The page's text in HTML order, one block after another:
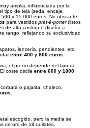
amplia, influenciada por la
tipo de tela (seda, encaje,
y 15.000 euros. No obstante,
para vestidos prêt-à-porter(listos
de alta costura o diseño a
rango, reflejando su exclusividad
lencería, pendientes, etc.
entre 400 y 800 euros
el precio depende del tipo de
coste oscila entre 600 y 1800
o pajarita, chaleco,
escogido, pero la media se
de oro de 18 quilates.